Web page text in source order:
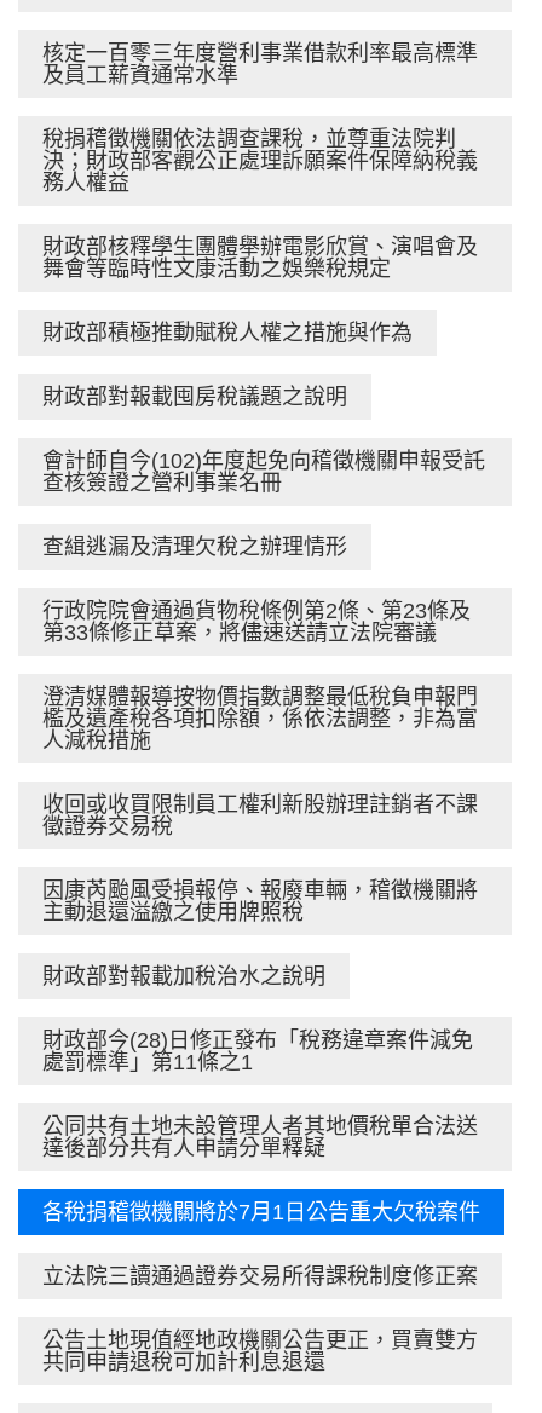
核定一百零三年度營利事業借款利率最高標準
及員工薪資通常水準
稅捐稽徵機關依法調查課稅，並尊重法院判
決；財政部客觀公正處理訴願案件保障納稅義
務人權益
財政部核釋學生團體舉辦電影欣賞、演唱會及
舞會等臨時性文康活動之娛樂稅規定
財政部積極推動賦稅人權之措施與作為
財政部對報載囤房稅議題之說明
會計師自今(102)年度起免向稽徵機關申報受託
查核簽證之營利事業名冊
查緝逃漏及清理欠稅之辦理情形
行政院院會通過貨物稅條例第2條、第23條及
第33條修正草案，將儘速送請立法院審議
澄清媒體報導按物價指數調整最低稅負申報門
檻及遺產稅各項扣除額，係依法調整，非為富
人減稅措施
收回或收買限制員工權利新股辦理註銷者不課
徵證券交易稅
因康芮颱風受損報停、報廢車輛，稽徵機關將
主動退還溢繳之使用牌照稅
財政部對報載加稅治水之說明
財政部今(28)日修正發布「稅務違章案件減免
處罰標準」第11條之1
公同共有土地未設管理人者其地價稅單合法送
達後部分共有人申請分單釋疑
各稅捐稽徵機關將於7月1日公告重大欠稅案件
立法院三讀通過證券交易所得課稅制度修正案
公告土地現值經地政機關公告更正，買賣雙方
共同申請退稅可加計利息退還